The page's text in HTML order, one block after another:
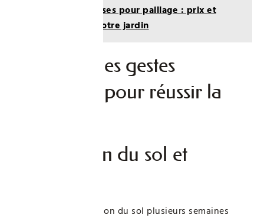
Ardoises pour paillage : prix et
avantages pour votre jardin
Optimiser les gestes
techniques pour réussir la
Préparation du sol et
Anticiper la préparation du sol plusieurs semaines